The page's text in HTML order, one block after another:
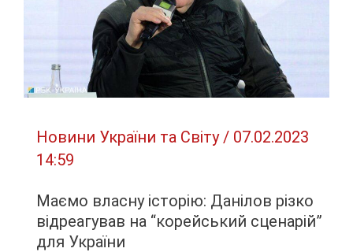
Новини України та Світу/ 07.02.2023
14:59
Маємо власну історію: Данілов різко
відреагував на “корейський сценарій”
для України